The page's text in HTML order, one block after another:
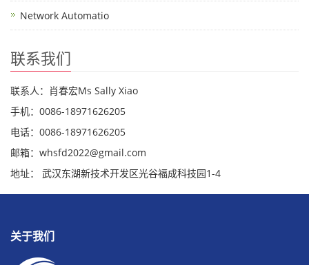
Network Automatio
联系我们
联系人：肖春宏Ms Sally Xiao
手机：0086-18971626205
电话：0086-18971626205
邮箱：whsfd2022@gmail.com
地址： 武汉东湖新技术开发区光谷福成科技园1-4
关于我们